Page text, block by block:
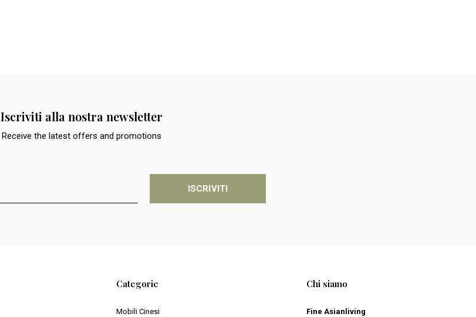
Iscriviti alla nostra newsletter
Receive the latest offers and promotions
ISCRIVITI
Categorie
Mobili Cinesi
Chi siamo
Fine Asianliving